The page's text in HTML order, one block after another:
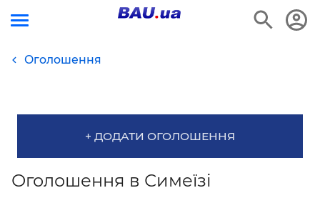
Оголошення
+ ДОДАТИ ОГОЛОШЕННЯ
Оголошення в Симеїзі